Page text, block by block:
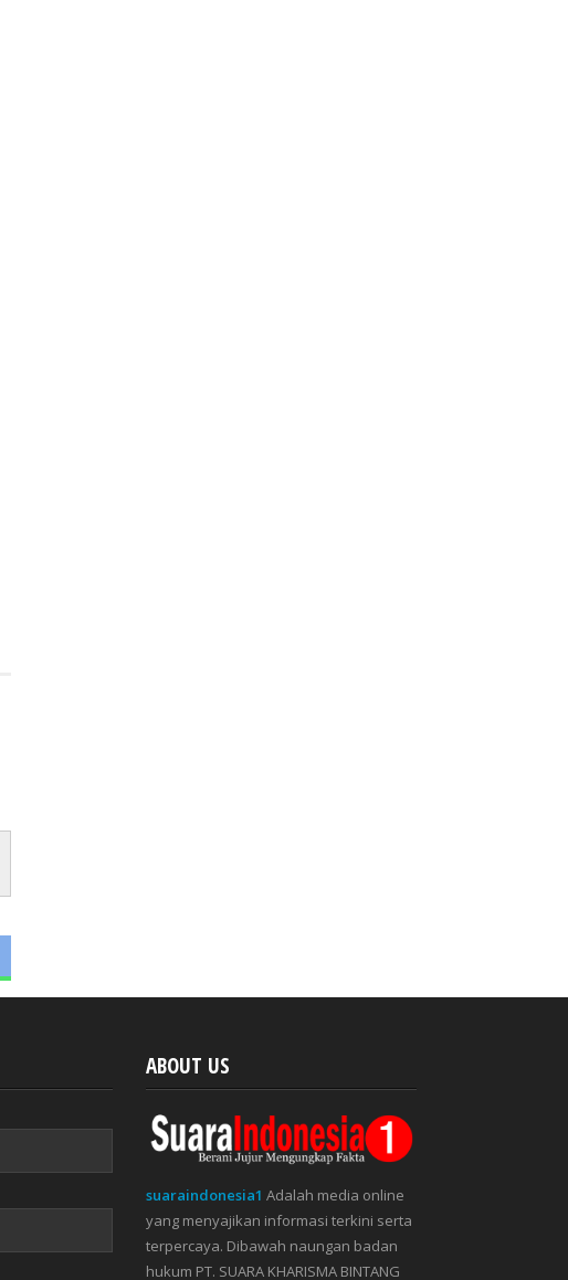
ABOUT US
suaraindonesia1 Adalah media online
yang menyajikan informasi terkini serta
terpercaya. Dibawah naungan badan
hukum PT. SUARA KHARISMA BINTANG